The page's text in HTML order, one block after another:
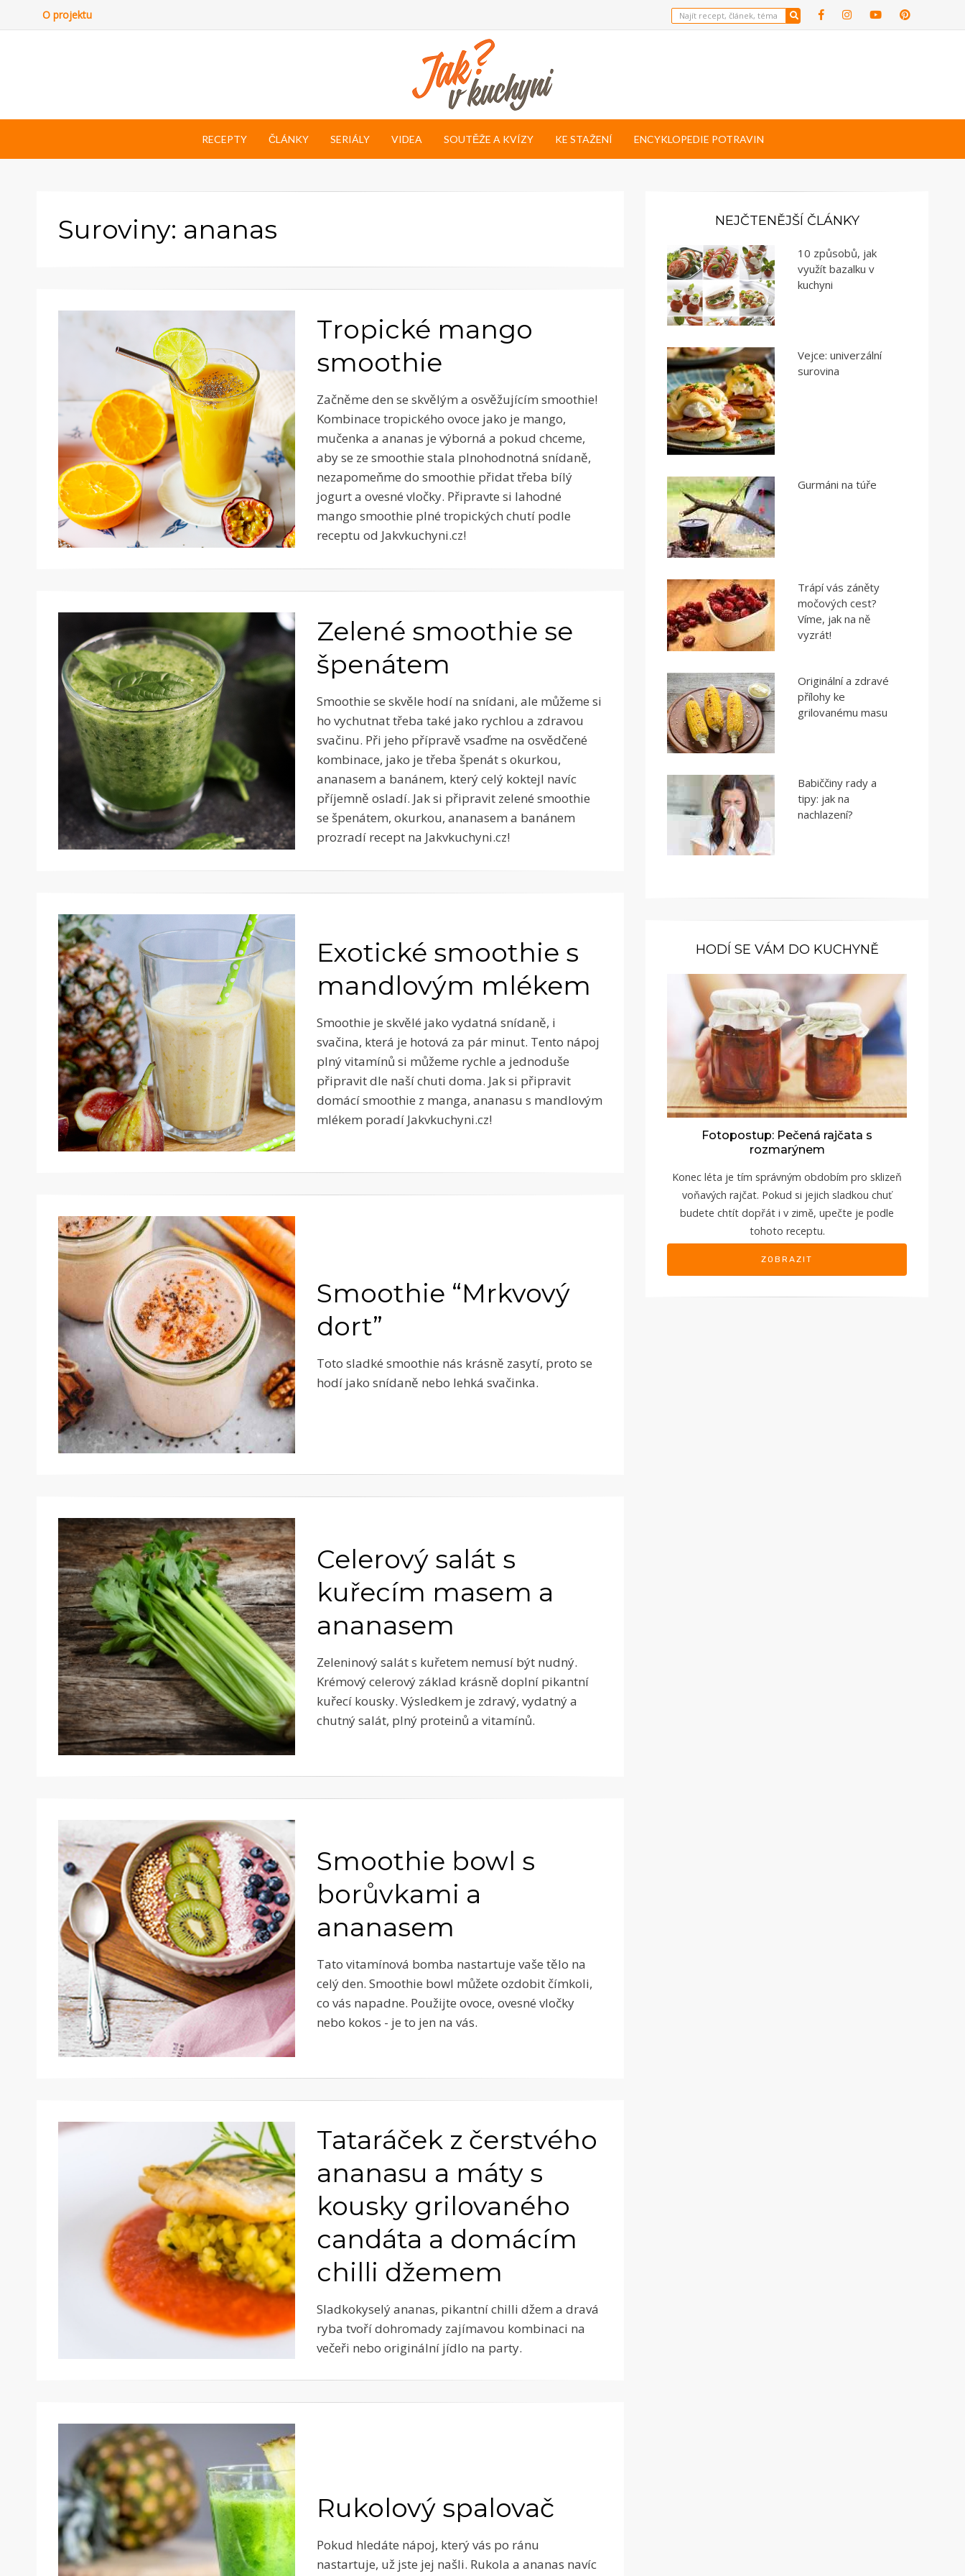
O projektu
RECEPTY ČLÁNKY SERIÁLY VIDEA SOUTĚŽE A KVÍZY KE STAŽENÍ ENCYKLOPEDIE POTRAVIN
Suroviny: ananas
Tropické mango
smoothie
Začněme den se skvělým a osvěžujícím smoothie!
Kombinace tropického ovoce jako je mango,
mučenka a ananas je výborná a pokud chceme,
aby se ze smoothie stala plnohodnotná snídaně,
nezapomeňme do smoothie přidat třeba bílý
jogurt a ovesné vločky. Připravte si lahodné
mango smoothie plné tropických chutí podle
receptu od Jakvkuchyni.cz!
Zelené smoothie se
špenátem
Smoothie se skvěle hodí na snídani, ale můžeme si
ho vychutnat třeba také jako rychlou a zdravou
svačinu. Při jeho přípravě vsaďme na osvědčené
kombinace, jako je třeba špenát s okurkou,
ananasem a banánem, který celý koktejl navíc
příjemně osladí. Jak si připravit zelené smoothie
se špenátem, okurkou, ananasem a banánem
prozradí recept na Jakvkuchyni.cz!
Exotické smoothie s
mandlovým mlékem
Smoothie je skvělé jako vydatná snídaně, i
svačina, která je hotová za pár minut. Tento nápoj
plný vitamínů si můžeme rychle a jednoduše
připravit dle naší chuti doma. Jak si připravit
domácí smoothie z manga, ananasu s mandlovým
mlékem poradí Jakvkuchyni.cz!
Smoothie “Mrkvový
dort”
Toto sladké smoothie nás krásně zasytí, proto se
hodí jako snídaně nebo lehká svačinka.
Celerový salát s
kuřecím masem a
ananasem
Zeleninový salát s kuřetem nemusí být nudný.
Krémový celerový základ krásně doplní pikantní
kuřecí kousky. Výsledkem je zdravý, vydatný a
chutný salát, plný proteinů a vitamínů.
Smoothie bowl s
borůvkami a
ananasem
Tato vitamínová bomba nastartuje vaše tělo na
celý den. Smoothie bowl můžete ozdobit čímkoli,
co vás napadne. Použijte ovoce, ovesné vločky
nebo kokos - je to jen na vás.
Tataráček z čerstvého
ananasu a máty s
kousky grilovaného
candáta a domácím
chilli džemem
Sladkokyselý ananas, pikantní chilli džem a dravá
ryba tvoří dohromady zajímavou kombinaci na
večeři nebo originální jídlo na party.
Rukolový spalovač
Pokud hledáte nápoj, který vás po ránu
nastartuje, už jste jej našli. Rukola a ananas navíc
NEJČTENĚJŠÍ ČLÁNKY
10 způsobů, jak
využít bazalku v
kuchyni
Vejce: univerzální
surovina
Gurmáni na túře
Trápí vás záněty
močových cest?
Víme, jak na ně
vyzrát!
Originální a zdravé
přílohy ke
grilovanému masu
Babiččiny rady a
tipy: jak na
nachlazení?
HODÍ SE VÁM DO KUCHYNĚ
Fotopostup: Pečená rajčata s
rozmarýnem
Konec léta je tím správným obdobím pro sklizeň
voňavých rajčat. Pokud si jejich sladkou chuť
budete chtít dopřát i v zimě, upečte je podle
tohoto receptu.
ZOBRAZIT